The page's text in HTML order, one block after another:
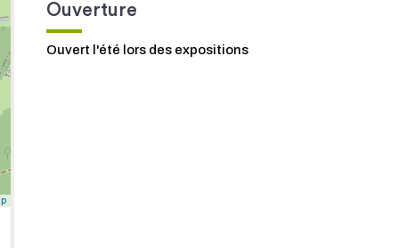
Ouverture
Ouvert l'été lors des expositions